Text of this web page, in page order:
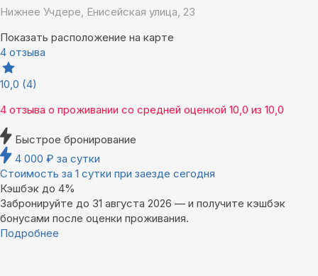
Нижнее Учдере, Енисейская улица, 23
Показать расположение на карте
4 отзыва
10,0 (4)
4 отзыва о проживании со средней оценкой 10,0 из 10,0
Быстрое бронирование
4 000 ₽ за сутки
Стоимость за 1 сутки при заезде сегодня
Кэшбэк до 4%
Забронируйте до 31 августа 2026 — и получите кэшбэк
бонусами после оценки проживания.
Подробнее